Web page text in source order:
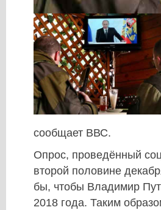
сообщает ВВС.
Опрос, проведённый
второй половине
бы, чтобы Владимир
2018 года. Таким